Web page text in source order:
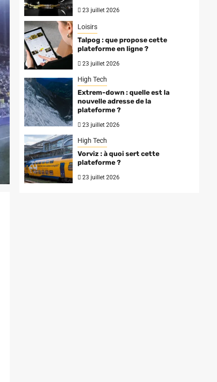
23 juillet 2026
Loisirs
Talpog : que propose cette
plateforme en ligne ?
23 juillet 2026
High Tech
Extrem-down : quelle est la
nouvelle adresse de la
plateforme ?
23 juillet 2026
High Tech
Vorviz : à quoi sert cette
plateforme ?
23 juillet 2026